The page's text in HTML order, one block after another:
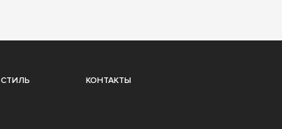
СТИЛЬ КОНТАКТЫ